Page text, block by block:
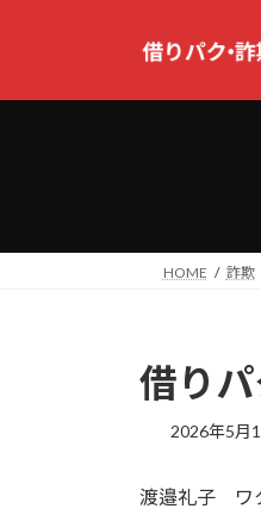
ン
ー
HOME 詐欺
借り
2026年5月
渡邉礼子 ワ